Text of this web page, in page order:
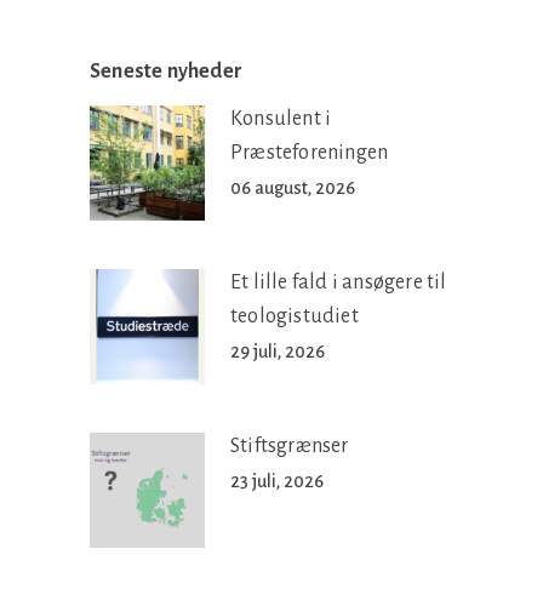
Seneste nyheder
Konsulent i
Præsteforeningen
06 august, 2026
Et lille fald i ansøgere til
teologistudiet
29 juli, 2026
Stiftsgrænser
23 juli, 2026